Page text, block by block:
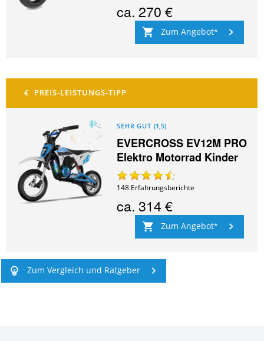
ca. 270 €
Zum Angebot
SEHR GUT (1,5)
EVERCROSS EV12M PRO
Elektro Motorrad Kinder
148 Erfahrungsberichte
ca.314 €
Zum Angebot
Zum Vergleich und Ratgeber